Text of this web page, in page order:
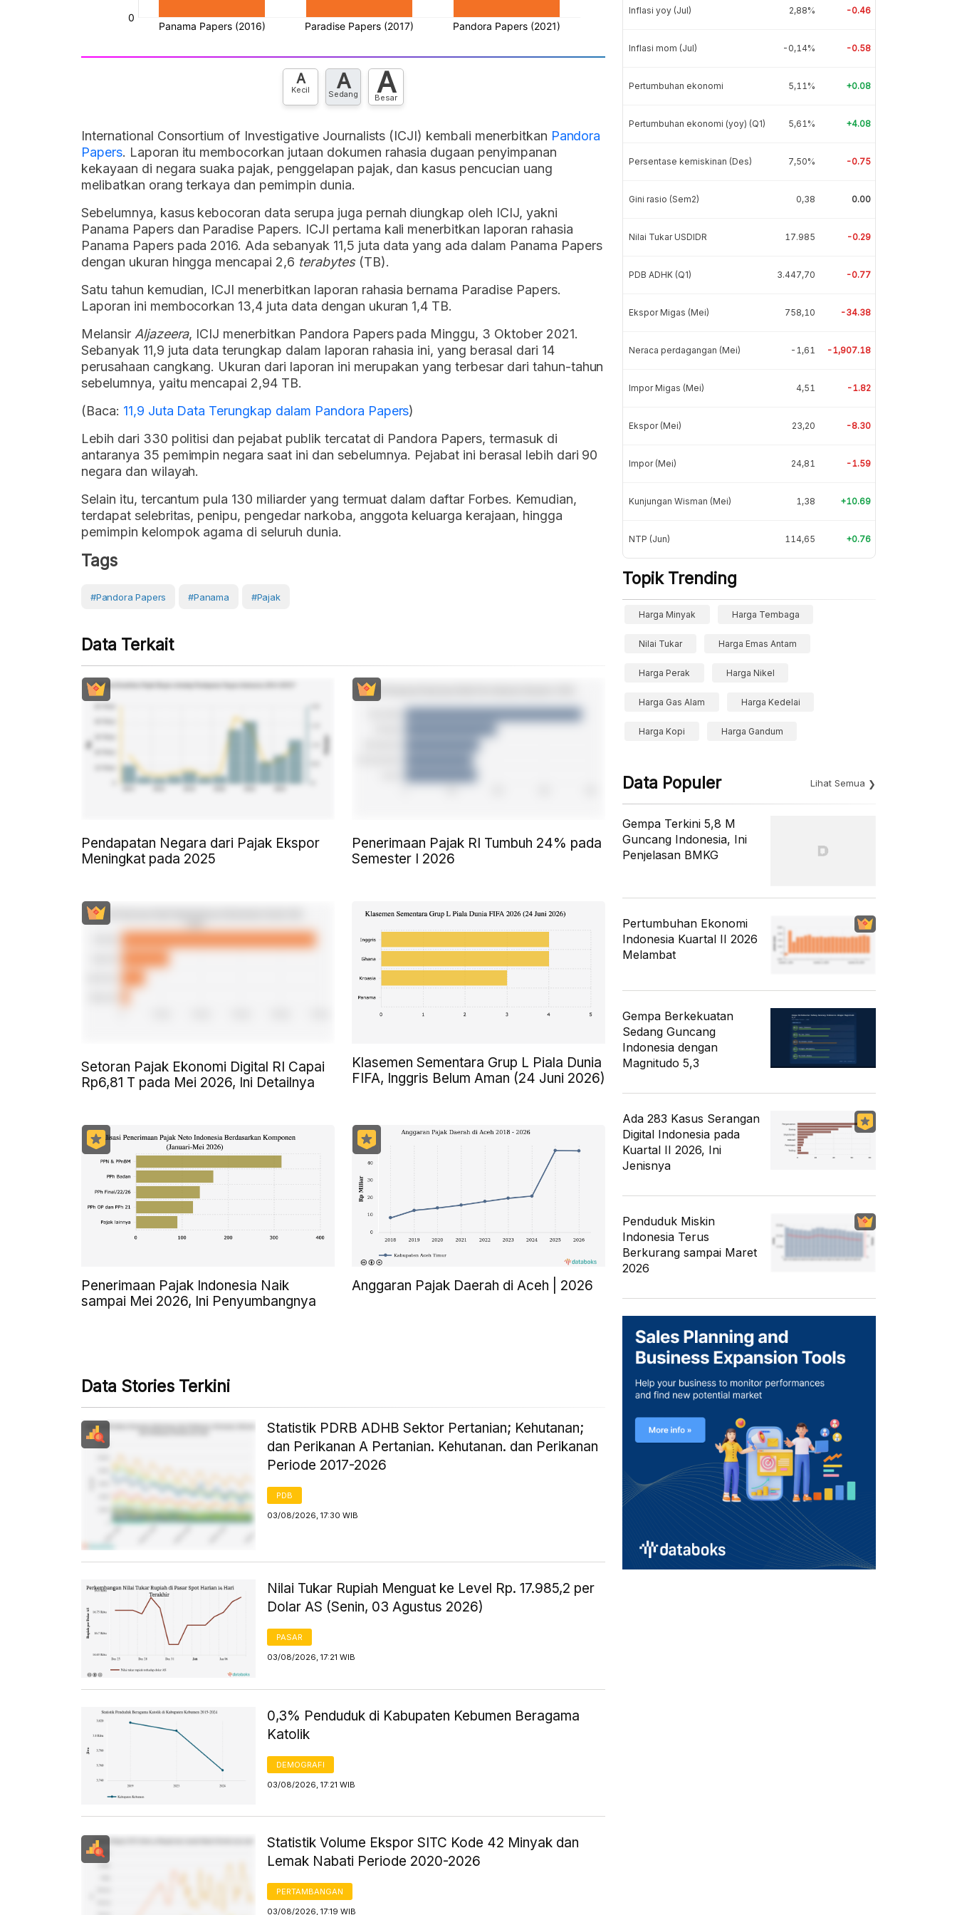
A
Kecil A
Sedang A
Besar
International Consortium of Investigative Journalists (ICJI) kembali menerbitkan Pandora
Papers. Laporan itu membocorkan jutaan dokumen rahasia dugaan penyimpanan
kekayaan di negara suaka pajak, penggelapan pajak, dan kasus pencucian uang
melibatkan orang terkaya dan pemimpin dunia.
Sebelumnya, kasus kebocoran data serupa juga pernah diungkap oleh ICIJ, yakni
Panama Papers dan Paradise Papers. ICJI pertama kali menerbitkan laporan rahasia
Panama Papers pada 2016. Ada sebanyak 11,5 juta data yang ada dalam Panama Papers
dengan ukuran hingga mencapai 2,6 terabytes(TB).
Satu tahun kemudian, ICJI menerbitkan laporan rahasia bernama Paradise Papers.
Laporan ini membocorkan 13,4 juta data dengan ukuran 1,4 TB.
Melansir Aljazeera, ICIJ menerbitkan Pandora Papers pada Minggu, 3 Oktober 2021.
Sebanyak 11,9 juta data terungkap dalam laporan rahasia ini, yang berasal dari 14
perusahaan cangkang. Ukuran dari laporan ini merupakan yang terbesar dari tahun-tahun
sebelumnya, yaitu mencapai 2,94 TB.
(Baca: 11,9 Juta Data Terungkap dalam Pandora Papers)
Lebih dari 330 politisi dan pejabat publik tercatat di Pandora Papers, termasuk di
antaranya 35 pemimpin negara saat ini dan sebelumnya. Pejabat ini berasal lebih dari 90
negara dan wilayah.
Selain itu, tercantum pula 130 miliarder yang termuat dalam daftar Forbes. Kemudian,
terdapat selebritas, penipu, pengedar narkoba, anggota keluarga kerajaan, hingga
pemimpin kelompok agama di seluruh dunia.
Tags
#Pandora Papers #Panama #Pajak
Data Terkait
Pendapatan Negara dari Pajak Ekspor
Meningkat pada 2025
Penerimaan Pajak RI Tumbuh 24% pada
Semester I 2026
Setoran Pajak Ekonomi Digital RI Capai
Rp6,81 T pada Mei 2026, Ini Detailnya
Klasemen Sementara Grup L Piala Dunia
FIFA, Inggris Belum Aman (24 Juni 2026)
Penerimaan Pajak Indonesia Naik
sampai Mei 2026, Ini Penyumbangnya
Anggaran Pajak Daerah di Aceh | 2026
Data Stories Terkini
Statistik PDRB ADHB Sektor Pertanian; Kehutanan;
dan Perikanan A Pertanian. Kehutanan. dan Perikanan
Periode 2017-2026
PDB
03/08/2026, 17:30 WIB
Nilai Tukar Rupiah Menguat ke Level Rp. 17.985,2 per
Dolar AS (Senin, 03 Agustus 2026)
PASAR
03/08/2026, 17:21 WIB
0,3% Penduduk di Kabupaten Kebumen Beragama
Katolik
DEMOGRAFI
03/08/2026, 17:21 WIB
Statistik Volume Ekspor SITC Kode 42 Minyak dan
Lemak Nabati Periode 2020-2026
PERTAMBANGAN
03/08/2026, 17:19 WIB
Inflasi yoy (Jul) 2,88% -0.46
Inflasi mom (Jul) -0,14% -0.58
Pertumbuhan ekonomi 5,11% +0.08
Pertumbuhan ekonomi (yoy) (Q1) 5,61% +4.08
Persentase kemiskinan (Des) 7,50% -0.75
Gini rasio (Sem2) 0,38 0.00
Nilai Tukar USDIDR 17.985 -0.29
PDB ADHK (Q1) 3.447,70 -0.77
Ekspor Migas (Mei) 758,10 -34.38
Neraca perdagangan (Mei) -1,61 -1,907.18
Impor Migas (Mei) 4,51 -1.82
Ekspor (Mei) 23,20 -8.30
Impor (Mei) 24,81 -1.59
Kunjungan Wisman (Mei) 1,38 +10.69
NTP (Jun) 114,65 +0.76
Topik Trending
Harga Minyak Harga Tembaga
Nilai Tukar Harga Emas Antam
Harga Perak Harga Nikel
Harga Gas Alam Harga Kedelai
Harga Kopi Harga Gandum
Data Populer Lihat Semua
Gempa Terkini 5,8 M
Guncang Indonesia, Ini
Penjelasan BMKG
Pertumbuhan Ekonomi
Indonesia Kuartal II 2026
Melambat
Gempa Berkekuatan
Sedang Guncang
Indonesia dengan
Magnitudo 5,3
Ada 283 Kasus Serangan
Digital Indonesia pada
Kuartal II 2026, Ini
Jenisnya
Penduduk Miskin
Indonesia Terus
Berkurang sampai Maret
2026